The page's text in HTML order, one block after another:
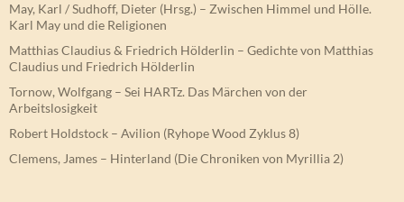
May, Karl / Sudhoff, Dieter (Hrsg.) – Zwischen Himmel und Hölle.
Karl May und die Religionen
Matthias Claudius & Friedrich Hölderlin – Gedichte von Matthias
Claudius und Friedrich Hölderlin
Tornow, Wolfgang – Sei HARTz. Das Märchen von der
Arbeitslosigkeit
Robert Holdstock – Avilion (Ryhope Wood Zyklus 8)
Clemens, James – Hinterland (Die Chroniken von Myrillia 2)